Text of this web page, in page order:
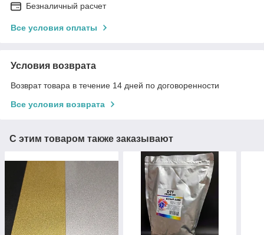
Безналичный расчет
Все условия оплаты
Условия возврата
Возврат товара в течение 14 дней по договоренности
Все условия возврата
С этим товаром также заказывают